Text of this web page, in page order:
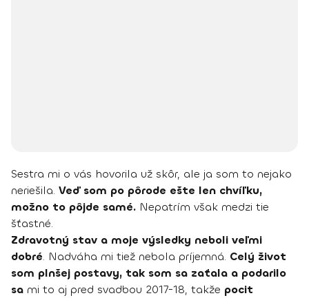
Sestra mi o vás hovorila už skôr, ale ja som to nejako
neriešila. Veď som po pôrode ešte len chvíľku,
možno to pôjde samé. Nepatrím však medzi tie
šťastné.
Zdravotný stav a moje výsledky neboli veľmi
dobré. Nadváha mi tiež nebola príjemná. Celý život
som plnšej postavy, tak som sa zaťala a podarilo
sa mi to aj pred svadbou 2017-18, takže pocit